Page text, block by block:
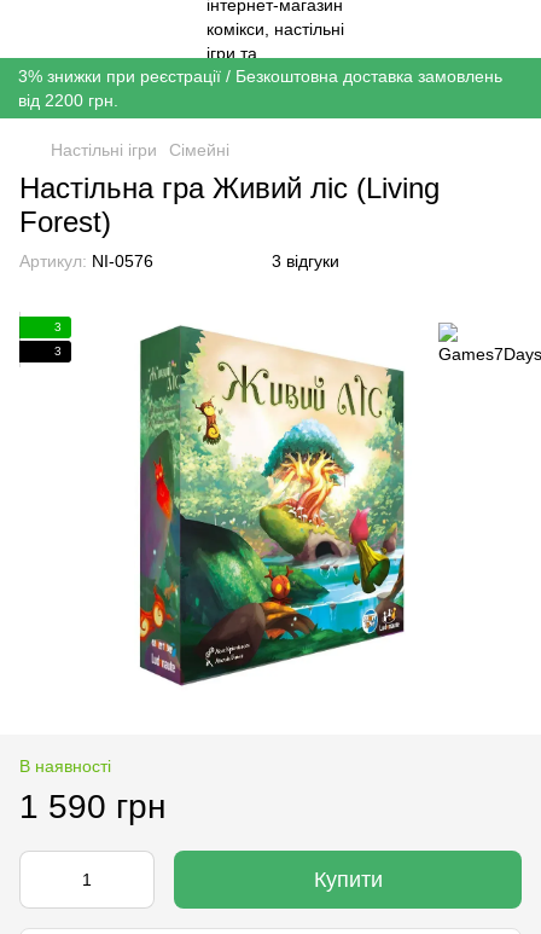
3% знижки при реєстрації / Безкоштовна доставка замовлень
від 2200 грн.
Настільні ігри Сімейні
Настільна гра Живий ліс (Living
Forest)
Артикул: NI-0576 3 відгуки
3
3
В наявності
1 590 грн
Купити